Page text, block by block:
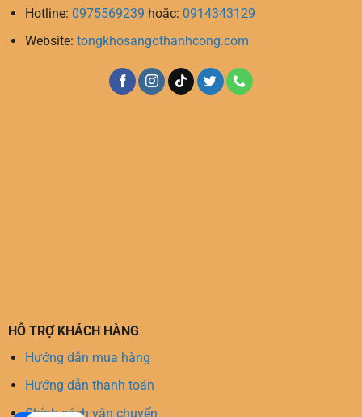
Hotline: 0975569239 hoặc: 0914343129
Website: tongkhosangothanhcong.com
HỖ TRỢ KHÁCH HÀNG
Hướng dẫn mua hàng
Hướng dẫn thanh toán
Chính sách vận chuyển